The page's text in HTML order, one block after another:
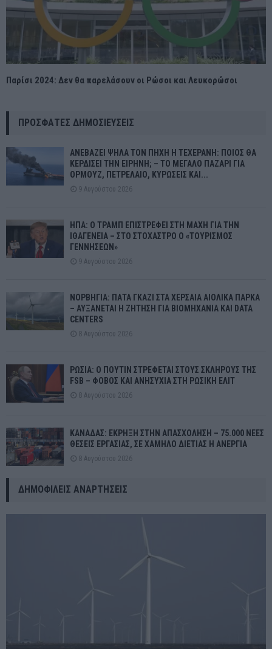
Παρίσι 2024: Δεν θα παρελάσουν οι Ρώσοι και Λευκορώσοι
ΠΡΌΣΦΑΤΕΣ ΔΗΜΟΣΙΕΎΣΕΙΣ
ΑΝΕΒΑΖΕΙ ΨΗΛΑ ΤΟΝ ΠΗΧΗ Η ΤΕΧΕΡΑΝΗ: ΠΟΙΟΣ ΘΑ
ΚΕΡΔΙΣΕΙ ΤΗΝ ΕΙΡΗΝΗ; – ΤΟ ΜΕΓΑΛΟ ΠΑΖΑΡΙ ΓΙΑ
ΟΡΜΟΥΖ, ΠΕΤΡΕΛΑΙΟ, ΚΥΡΩΣΕΙΣ ΚΑΙ...
9 Αυγούστου 2026
ΗΠΑ: Ο ΤΡΑΜΠ ΕΠΙΣΤΡΕΦΕΙ ΣΤΗ ΜΑΧΗ ΓΙΑ ΤΗΝ
ΙΘΑΓΕΝΕΙΑ – ΣΤΟ ΣΤΟΧΑΣΤΡΟ Ο «ΤΟΥΡΙΣΜΟΣ
ΓΕΝΝΗΣΕΩΝ»
9 Αυγούστου 2026
ΝΟΡΒΗΓΙΑ: ΠΑΤΑ ΓΚΑΖΙ ΣΤΑ ΧΕΡΣΑΙΑ ΑΙΟΛΙΚΑ ΠΑΡΚΑ
– ΑΥΞΑΝΕΤΑΙ Η ΖΗΤΗΣΗ ΓΙΑ ΒΙΟΜΗΧΑΝΙΑ ΚΑΙ DATA
CENTERS
8 Αυγούστου 2026
ΡΩΣΙΑ: Ο ΠΟΥΤΙΝ ΣΤΡΕΦΕΤΑΙ ΣΤΟΥΣ ΣΚΛΗΡΟΥΣ ΤΗΣ
FSB – ΦΟΒΟΣ ΚΑΙ ΑΝΗΣΥΧΙΑ ΣΤΗ ΡΩΣΙΚΗ ΕΛΙΤ
8 Αυγούστου 2026
ΚΑΝΑΔΑΣ: ΕΚΡΗΞΗ ΣΤΗΝ ΑΠΑΣΧΟΛΗΣΗ – 75.000 ΝΕΕΣ
ΘΕΣΕΙΣ ΕΡΓΑΣΙΑΣ, ΣΕ ΧΑΜΗΛΟ ΔΙΕΤΙΑΣ Η ΑΝΕΡΓΙΑ
8 Αυγούστου 2026
ΔΗΜΟΦΙΛΕΊΣ ΑΝΑΡΤΉΣΕΙΣ